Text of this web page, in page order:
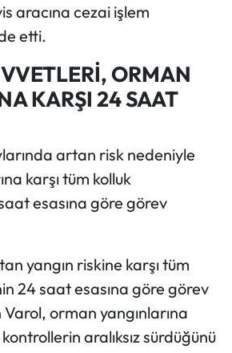
aracına cezai işlem
etti.
ORMAN
KARŞI 24 SAAT
artan risk nedeniyle
karşı tüm kolluk
esasına göre görev
yangın riskine karşı tüm
24 saat esasına göre görev
Varol, orman yangınlarına
aralıksız sürdüğünü